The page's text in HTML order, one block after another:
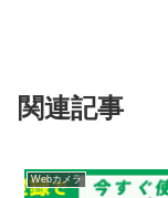
関連記事
Webカメラ